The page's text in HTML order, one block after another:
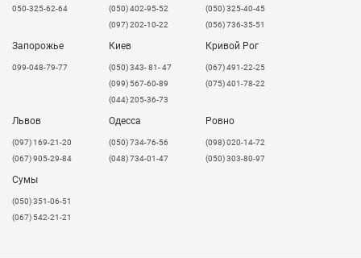
криволинейной резки.
Экструдированный акрил пригоден для
Возможны расхождения в толщине материала !!!
050-325-62-64
(050) 402-95-52
(097) 202-10-22
(050) 325-40-45
(056) 736-35-51
Запорожье
099-048-79-77
Киев
(050) 343- 81- 47
(099) 567-60-89
(044) 205-36-73
Кривой Рог
(067) 491-22-25
(075) 401-78-22
Львов
​(097) 169-21-20
(067) 905-29-84
Одесса
(050) 734-76-56
(048) 734-01-47
Ровно
(098) 020-14-72
(050) 303-80-97
Сумы
(050) 351-06-51
(067) 542-21-21